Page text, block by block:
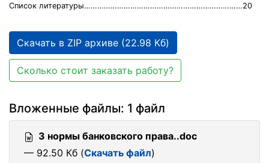
Список литературы………………………………………………………………20
Скачать в ZIP архиве (22.98 Кб)
Сколько стоит заказать работу?
Вложенные файлы: 1 файл
3 нормы банковского права..doc
— 92.50 Кб (Скачать файл)